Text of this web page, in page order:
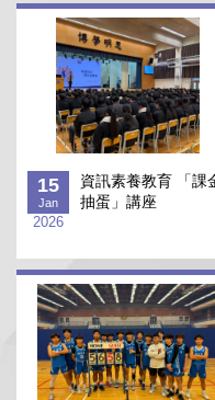
15
Jan
2026
資訊素養教育 「課
抽蛋」講座